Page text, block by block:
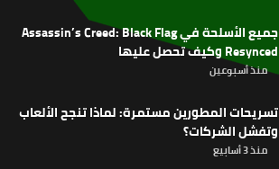
جميع الأسلحة في Assassin’s Creed: Black Flag
Resynced وكيف تحصل عليها
منذ أسبوعين
تسريحات المطورين مستمرة: لماذا تنجح الألعاب
وتفشل الشركات؟
منذ 3 أسابيع